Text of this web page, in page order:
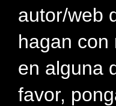
autor/web
hagan con
en alguna
favor,